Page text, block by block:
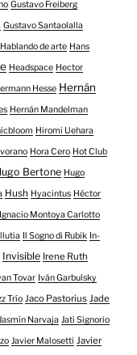
Gustavo Freiberg
Gustavo Santaolalla
Hablando de arte Hans
Headspace Hector
Hesse Hernán
Hernán Mandelman
Hiromi Uehara
Hora Cero Hot Club
Bertone Hugo
Hush Hyacintus Héctor
Ignacio Montoya Carlotto
Il Sogno di Rubik In-
Invisible Irene Ruth
Tovar Iván Garbulsky
Trío Jaco Pastorius Jade
Narvaja Jati Signorio
Javier Malosetti Javier